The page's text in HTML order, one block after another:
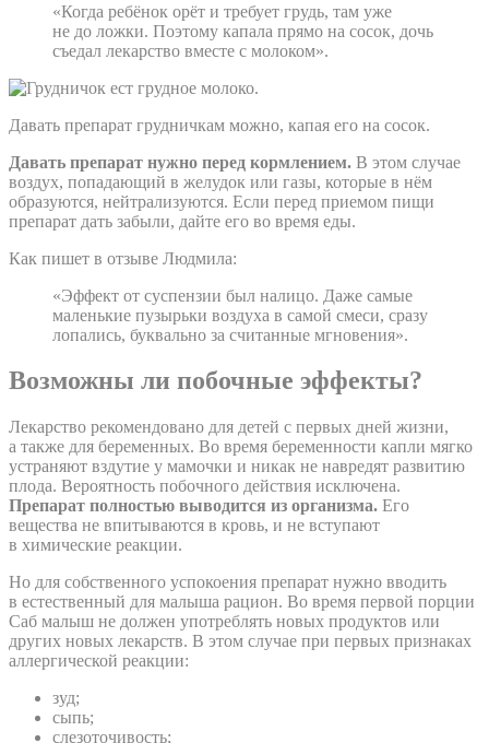
«Когда ребёнок орёт и требует грудь, там уже
не до ложки. Поэтому капала прямо на сосок, дочь
съедал лекарство вместе с молоком».
Давать препарат грудничкам можно, капая его на сосок.
Давать препарат нужно перед кормлением. В этом случае
воздух, попадающий в желудок или газы, которые в нём
образуются, нейтрализуются. Если перед приемом пищи
препарат дать забыли, дайте его во время еды.
Как пишет в отзыве Людмила:
«Эффект от суспензии был налицо. Даже самые
маленькие пузырьки воздуха в самой смеси, сразу
лопались, буквально за считанные мгновения».
Возможны ли побочные эффекты?
Лекарство рекомендовано для детей с первых дней жизни,
а также для беременных. Во время беременности капли мягко
устраняют вздутие у мамочки и никак не навредят развитию
плода. Вероятность побочного действия исключена.
Препарат полностью выводится из организма. Его
вещества не впитываются в кровь, и не вступают
в химические реакции.
Но для собственного успокоения препарат нужно вводить
в естественный для малыша рацион. Во время первой порции
Саб малыш не должен употреблять новых продуктов или
других новых лекарств. В этом случае при первых признаках
аллергической реакции:
зуд;
сыпь;
слезоточивость;